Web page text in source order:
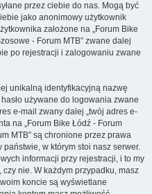
przez ciebie do nas. Mogą być
jako anonimowy użytkownik
założone na „Forum Bike
- Forum MTB” zwane dalej
po rejestracji i zalogowaniu zwane
unikalną identyfikacyjną nazwę
używane do logowania zwane
e-mail zwany dalej „twój adres e-
na „Forum Bike Łódź - Forum
MTB” są chronione przez prawa
w którym stoi nasz serwer.
informacji przy rejestracji, i to my
nie. W każdym przypadku, masz
koncie są wyświetlane